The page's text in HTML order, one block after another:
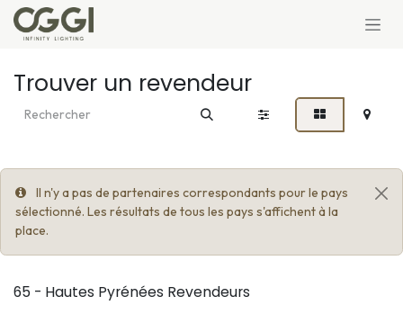
Se rendre au contenu
Trouver un revendeur
Il n'y a pas de partenaires correspondants pour le pays
sélectionné. Les résultats de tous les pays s'affichent à la
place.
65 - Hautes Pyrénées Revendeurs